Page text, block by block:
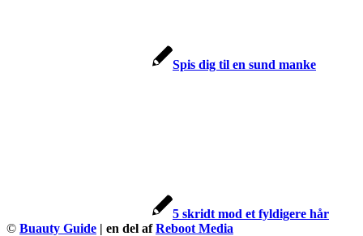
Spis dig til en sund manke
5 skridt mod et fyldigere hår
© Buauty Guide | en del afReboot Media